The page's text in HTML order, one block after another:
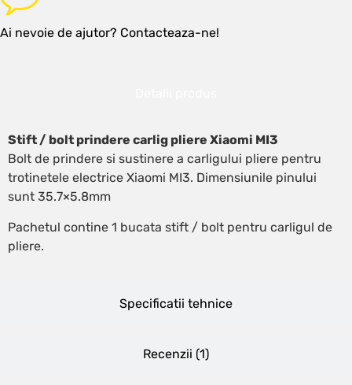
Ai nevoie de ajutor? Contacteaza-ne!
Specificatii tehnice
Recenzii (1)
Stift / bolt prindere carlig pliere Xiaomi MI3
Bolt de prindere si sustinere a carligului pliere pentru
trotinetele electrice Xiaomi MI3. Dimensiunile pinului
sunt 35.7×5.8mm
Pachetul contine 1 bucata stift / bolt pentru carligul de
pliere.